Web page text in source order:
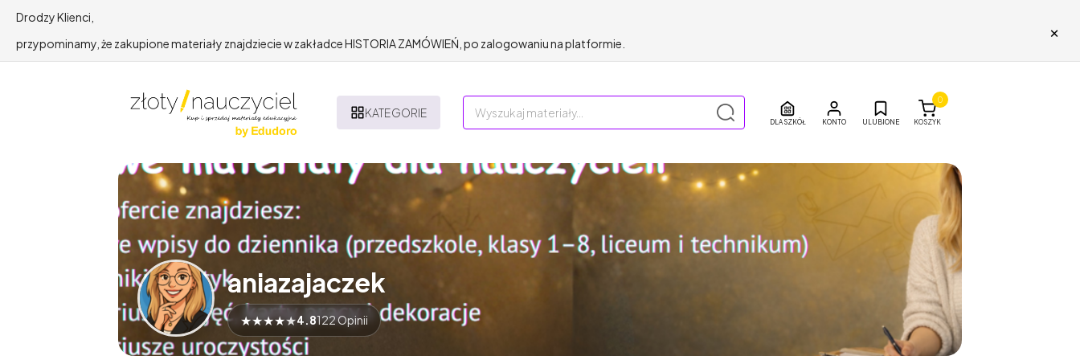
Drodzy Klienci,
przypominamy, że zakupione materiały znajdziecie w zakładce HISTORIA ZAMÓWIEŃ, po zalogowaniu na platformie.
×
KATEGORIE
DLA SZKÓŁ ULUBIONE KOSZYK
0
aniazajaczek
★★★★★4.8122 Opinii